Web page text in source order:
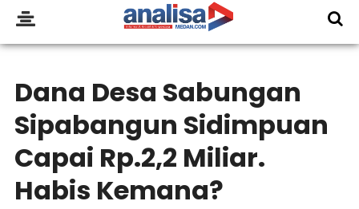
Dana Desa Sabungan
Sipabangun Sidimpuan
Capai Rp.2,2 Miliar.
Habis Kemana?